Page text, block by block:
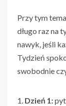
Przy tym
długo raz na
nawyk, jeśli
Tydzień
swobodnie
Dzień 1: